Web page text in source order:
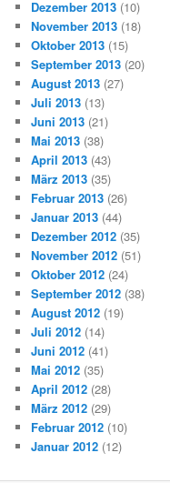
Dezember 2013 (10)
November 2013 (18)
Oktober 2013 (15)
September 2013 (20)
August 2013 (27)
Juli 2013 (13)
Juni 2013 (21)
Mai 2013 (38)
April 2013 (43)
März 2013 (35)
Februar 2013 (26)
Januar 2013 (44)
Dezember 2012 (35)
November 2012 (51)
Oktober 2012 (24)
September 2012 (38)
August 2012 (19)
Juli 2012 (14)
Juni 2012 (41)
Mai 2012 (35)
April 2012 (28)
März 2012 (29)
Februar 2012 (10)
Januar 2012 (12)